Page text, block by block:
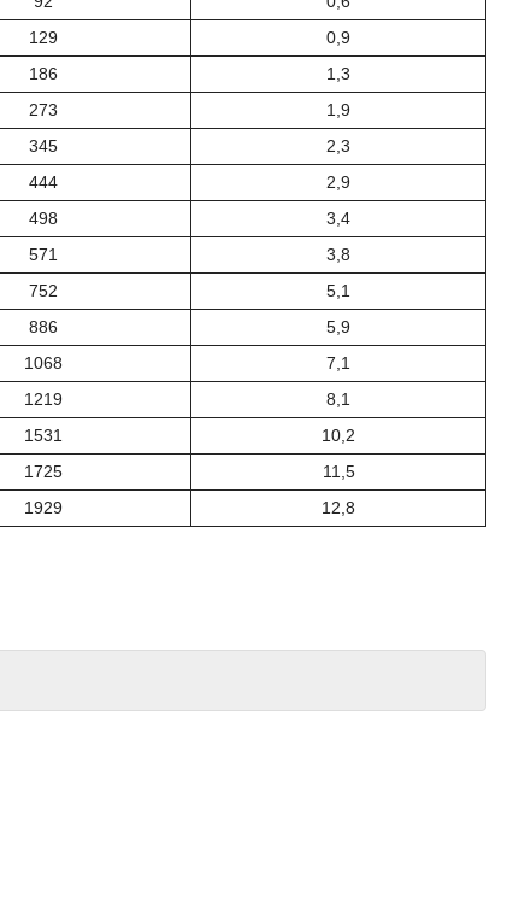
129
0,9
186
1,3
273
1,9
345
2,3
444
2,9
498
3,4
571
3,8
752
5,1
886
5,9
1068
7,1
1219
8,1
1531
10,2
1725
11,5
1929 12,8